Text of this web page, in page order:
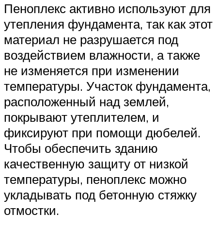
Пеноплекс активно используют для
утепления фундамента, так как этот
материал не разрушается под
воздействием влажности, а также
не изменяется при изменении
температуры. Участок фундамента,
расположенный над землей,
покрывают утеплителем, и
фиксируют при помощи дюбелей.
Чтобы обеспечить зданию
качественную защиту от низкой
температуры, пеноплекс можно
укладывать под бетонную стяжку
отмостки.